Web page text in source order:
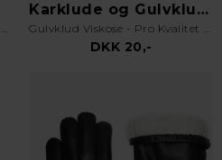
Elasti Cross Plus Cotton N - Bh uden bøjle - Hvid
Karklude og Gulvklude
Gulvklud Viskose - Pro Kvalitet - Orange
DKK 20,-